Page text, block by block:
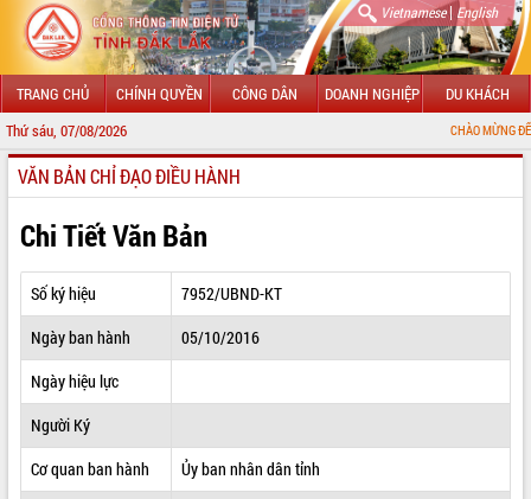
Vietnamese| English
TRANG CHỦ CHÍNH QUYỀN CÔNG DÂN DOANH NGHIỆP DU KHÁCH
Thứ sáu, 07/08/2026 CHÀO MỪNG ĐẾN VỚI
GIỚI THIỆU
LÃNH ĐẠO UBND TỈNH
TIN TỨC SỰ KIỆN
SỞ, BAN, NGÀNH
THÔNG TIN CHỈ ĐẠO ĐIỀU HÀNH
HỆ THỐNG VĂN BẢN
VĂN BẢN CHỈ ĐẠO ĐIỀU HÀNH
Chi Tiết Văn Bản
Số ký hiệu
7952/UBND-KT
Ngày ban hành
05/10/2016
Ngày hiệu lực
Người Ký
Cơ quan ban hành
Ủy ban nhân dân tỉnh